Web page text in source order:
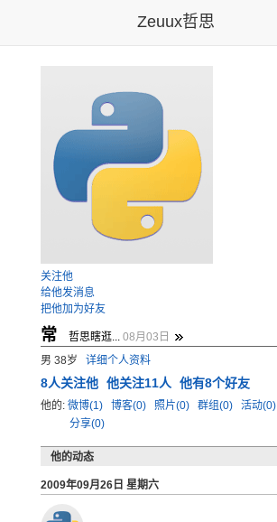
Zeuux哲思
关注他
给他发消息
把他加为好友
常 哲思瞎逛... 08月03日
男 38岁 详细个人资料
8人关注他 他关注11人 他有8个好友
他的: 微博(1) 博客(0) 照片(0) 群组(0) 活动(0)
分享(0)
他的动态
2009年09月26日 星期六